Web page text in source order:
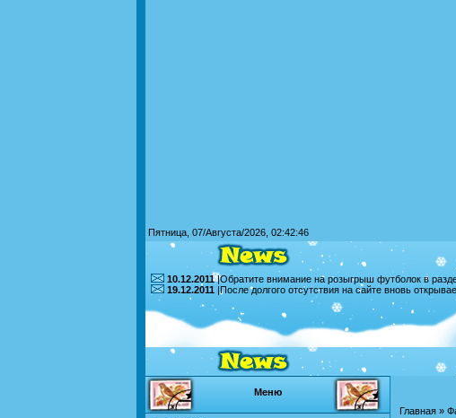
Пятница, 07/Августа/2026, 02:42:46
10.12.2011|Обратите внимание на розыгрыш футболок в
19.12.2011 |После долгого отсутствия на сайте вновь
Меню
Главная »